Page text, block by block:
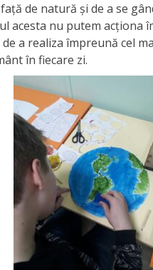
de natură și de a se
acesta nu putem acționa
a realiza împreună cel
în fiecare zi.